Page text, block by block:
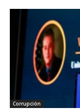
Corrupción